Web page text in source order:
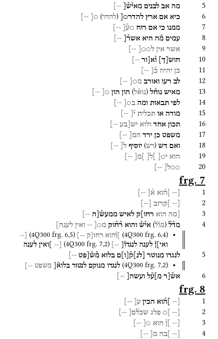
5 מה אב לבנים מאי֯ש֯[ --]
6 כיא אם ארץ להדר○[ (להדר)
○[
--]
7 ממנו כי אם רוח ○ע֯[ --]
8 עמים מ֯ה היא אשר֯[ --]
9 אשר אין ל○○[ --]
10 חוש ך ו֯א[ור --]
11 כן יהיה כ֯[ --]
12 לב רעו ואורב מ○[ --]
13 מאיש נוח֯ל (נוא֯ל) הון הון ○[
--]
14 לפי תבאות ומה ב○[ --]
15 מודה או תכלית י֯[ --]
16 תכון אחד ולוא יש[בע --]
17 משפט כן ירד המ[ --]
18 ואם דש (רש) יוסיף ל --
19 הוא י○ ל[ ]מ[ --]
20 ○○ל[ --]
frg. 7
1
[-- ]ה֯וא א֯[ --]
2
[-- ]קרוב --
3 [מה הוא רחו]ק לאיש ממעש֯[ה --]
4 מד֯ל֯ (מו֯ל֯) אי֯ש֯ והוא ר֯ח֯וק מ○[ -- ואין לענה]
(4Q300 frg. 6,4) ]ו֯הוא רחו[ק --]
(4Q300 frg. 6,5)
[--
ואי]ן֯ לענה לנגדו֯[ --]
(4Q300 frg. 7,2)
[-- ]ואין לענה
5 לנגדו מנוטר לנ ק֯ ו ם בלוא מ֯ש֯[פט --]
(4Q300 frg. 7,2) לנגדו מנוקם לנטור בלוא֯[ משפט --]
6 אש֯[ר מ]ע֯ל ועשה[ --]
frg. 8
1
[-- ]ה֯וא הכין ע[ --]
2
[--
]○ פלג שכל֯ם[ --]
3
[-- ]ן֯ הוא ○[
--]
4
[-- ]בה מ[ --]